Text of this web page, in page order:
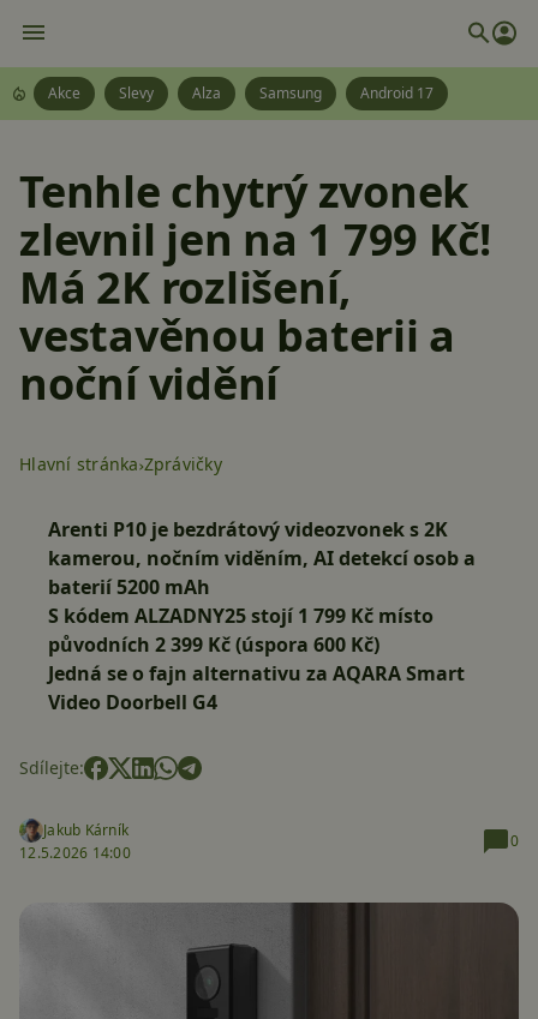
Akce Slevy Alza Samsung Android 17
Tenhle chytrý zvonek
zlevnil jen na 1 799 Kč!
Má 2K rozlišení,
vestavěnou baterii a
noční vidění
Hlavní stránka Zprávičky
Arenti P10 je bezdrátový videozvonek s 2K
kamerou, nočním viděním, AI detekcí osob a
baterií 5200 mAh
S kódem ALZADNY25stojí1 799 Kč místo
původních 2 399 Kč (úspora 600 Kč)
Jedná se o fajn alternativu za AQARA Smart
Video Doorbell G4
Sdílejte:
Jakub Kárník
12.5.2026 14:00
0